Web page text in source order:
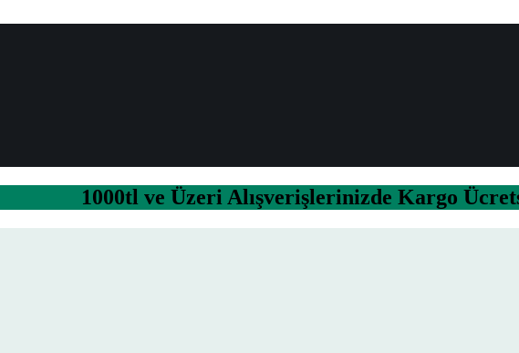
1000tl ve Üzeri Alışverişlerinizde Kargo